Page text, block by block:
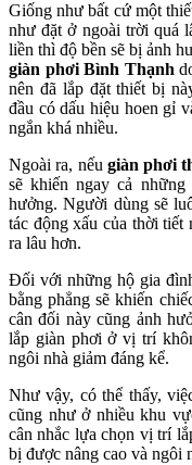
Giống như bất cứ một
như đặt ở ngoài trời quá
liền thì độ bền sẽ bị ảnh
giàn phơi Bình Thạnh
nên đã lắp đặt thiết bị
đầu có dấu hiệu hoen gỉ
ngắn khá nhiều.
Ngoài ra, nếu giàn phơi
sẽ khiến ngay cả
hưởng. Người dùng sẽ
tác động xấu của thời tiết
ra lâu hơn.
Đối với những hộ gia
bằng phẳng sẽ khiến
cân đối này cũng ảnh
lắp giàn phơi ở vị trí
ngôi nhà giảm đáng kể.
Như vậy, có thể thấy,
cũng như ở nhiều khu
cân nhắc lựa chọn vị trí
bị được nâng cao và ngôi